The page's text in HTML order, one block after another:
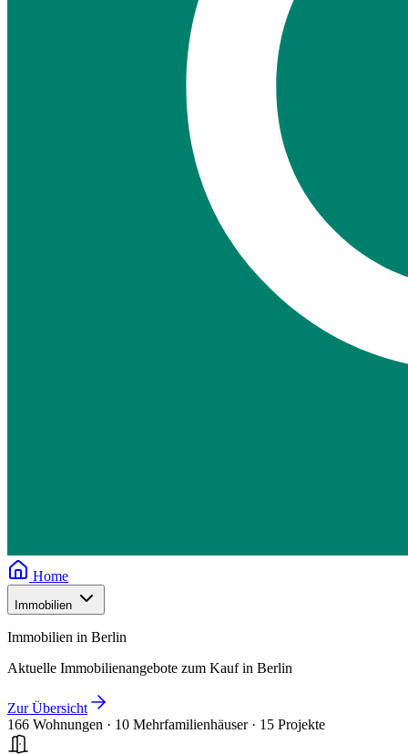
Home
Immobilien
Immobilien in Berlin
Aktuelle Immobilienangebote zum Kauf in Berlin
Zur Übersicht
166 Wohnungen · 10 Mehrfamilienhäuser · 15 Projekte